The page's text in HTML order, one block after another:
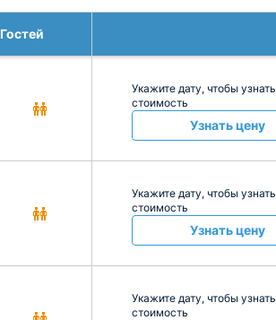
Гостей
Укажите дату, чтобы узнать
стоимость
Узнать цену
Укажите дату, чтобы узнать
стоимость
Узнать цену
Укажите дату, чтобы узнать
стоимость